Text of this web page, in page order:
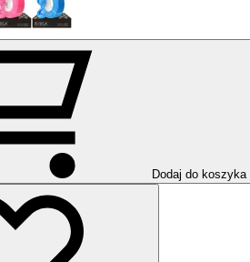
Dodaj do koszyka